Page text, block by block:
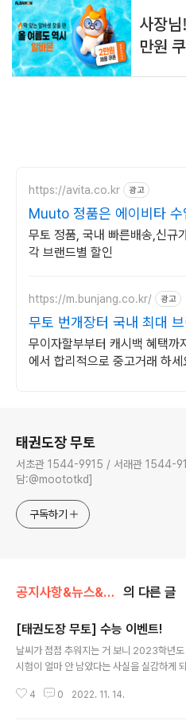
https://avita.co.kr 광고
Muuto 정품은 에이비타
무토 정품, 국내 빠른배송,신규
각 브랜드별 할인
https://m.bunjang.co.kr/ 광고
무토 번개장터 국내 최대
거래
무이자할부부터 캐시백 혜택까
에서 합리적으로 중고거래 하세
태권도장 무토
서초관 1544-9915 / 서래관
담:@moototkd]
구독하기
공지사항&뉴스&행사 의 다른 글
[태권도장 무토] 수능 이벤트!
날씨가 점점 추워지는 거 보니 2023학년도
시험이 얼마 안 남았다는 사실을 실감하게
텐데요. 끝까지 힘내서 좋은 결실을 맺기를
4 0 2022. 11. 14.